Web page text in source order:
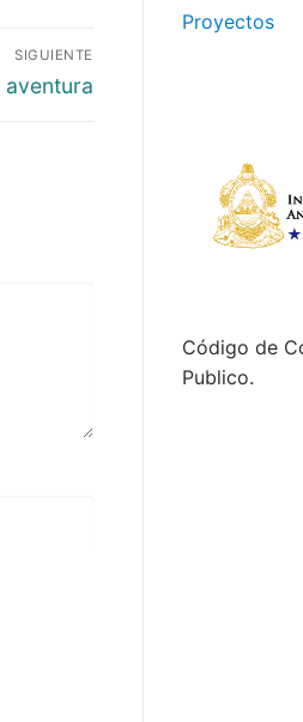
SIGUIENTE
Proyectos
Código de
Publico.